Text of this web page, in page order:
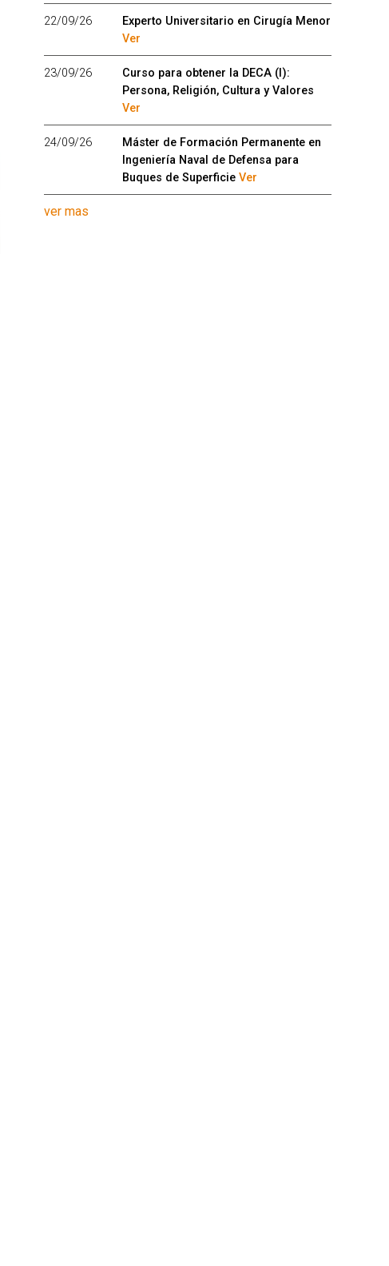
22/09/26
Experto Universitario en Cirugía Menor
Ver
23/09/26
Curso para obtener la DECA (I):
Persona, Religión, Cultura y Valores
Ver
24/09/26
Máster de Formación Permanente en
Ingeniería Naval de Defensa para
Buques de Superficie Ver
ver mas